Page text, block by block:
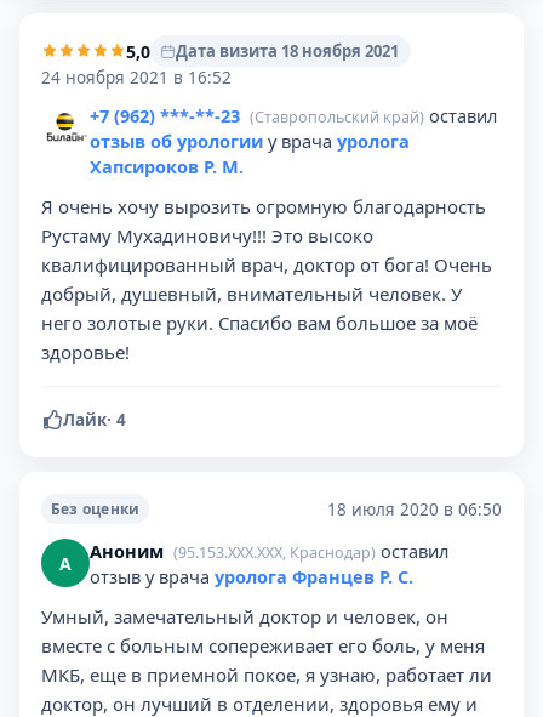
5,0
Дата визита 18 ноября 2021
24 ноября 2021 в 16:52
+7 (962) ***-**-23 (Ставропольский край) оставил
отзыв об урологии у врача уролога
Хапсироков Р. М.
Я очень хочу вырозить огромную благодарность
Рустаму Мухадиновичу!!! Это высоко
квалифицированный врач, доктор от бога! Очень
добрый, душевный, внимательный человек. У
него золотые руки. Спасибо вам большое за моё
здоровье!
Лайк· 4
Без оценки 18 июля 2020 в 06:50
А Аноним (95.153.XXX.XXX, Краснодар) оставил
отзыв у врача уролога Францев Р. С.
Умный, замечательный доктор и человек, он
вместе с больным сопереживает его боль, у меня
МКБ, еще в приемной покое, я узнаю, работает ли
доктор, он лучший в отделении, здоровья ему и